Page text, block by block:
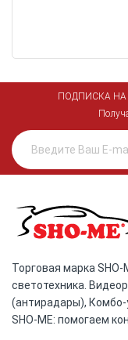
ПОДПИСКА НА
Торговая марка
светотехника.
(антирадары), Комбо-
SHO-ME: помогаем